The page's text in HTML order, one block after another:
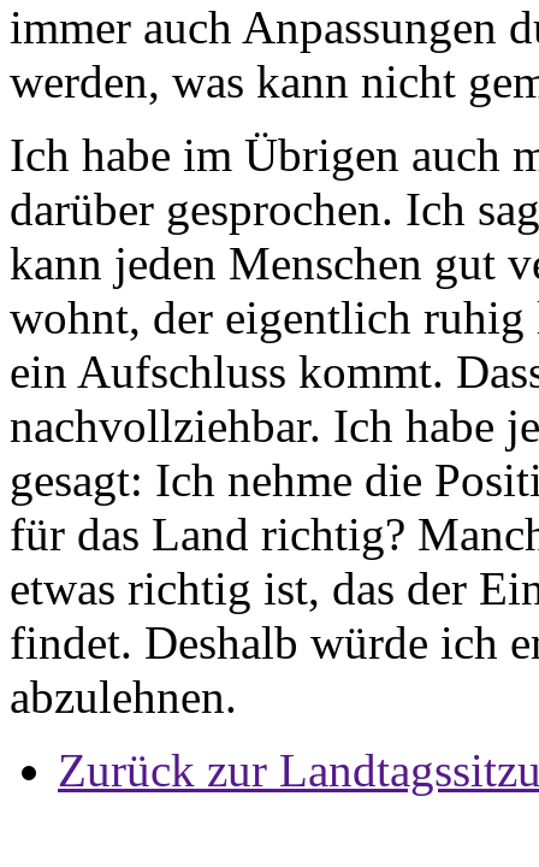
immer auch Anpassungen
werden, was kann nicht
Ich habe im Übrigen auch
darüber gesprochen. Ich
kann jeden Menschen gut
wohnt, der eigentlich ruhig
ein Aufschluss kommt.
nachvollziehbar. Ich habe
gesagt: Ich nehme die
für das Land richtig?
etwas richtig ist, das der
findet. Deshalb würde ich
abzulehnen.
Zurück zur